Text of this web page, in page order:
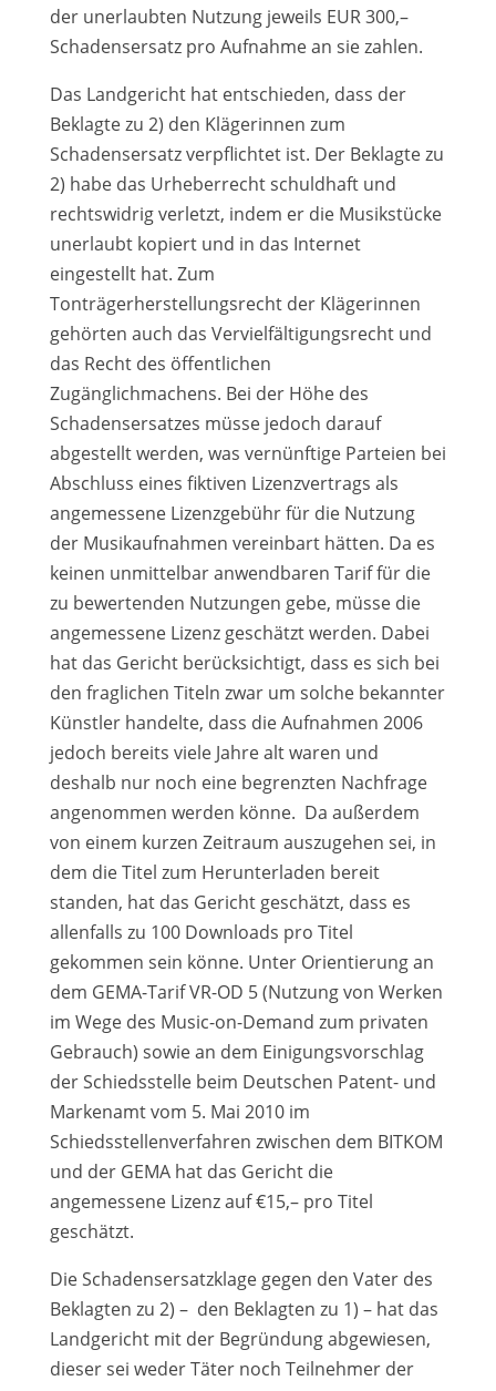
der unerlaubten Nutzung jeweils EUR 300,–
Schadensersatz pro Aufnahme an sie zahlen.
Das Landgericht hat entschieden, dass der
Beklagte zu 2) den Klägerinnen zum
Schadensersatz verpflichtet ist. Der Beklagte zu
2) habe das Urheberrecht schuldhaft und
rechtswidrig verletzt, indem er die Musikstücke
unerlaubt kopiert und in das Internet
eingestellt hat. Zum
Tonträgerherstellungsrecht der Klägerinnen
gehörten auch das Vervielfältigungsrecht und
das Recht des öffentlichen
Zugänglichmachens. Bei der Höhe des
Schadensersatzes müsse jedoch darauf
abgestellt werden, was vernünftige Parteien bei
Abschluss eines fiktiven Lizenzvertrags als
angemessene Lizenzgebühr für die Nutzung
der Musikaufnahmen vereinbart hätten. Da es
keinen unmittelbar anwendbaren Tarif für die
zu bewertenden Nutzungen gebe, müsse die
angemessene Lizenz geschätzt werden. Dabei
hat das Gericht berücksichtigt, dass es sich bei
den fraglichen Titeln zwar um solche bekannter
Künstler handelte, dass die Aufnahmen 2006
jedoch bereits viele Jahre alt waren und
deshalb nur noch eine begrenzten Nachfrage
angenommen werden könne. Da außerdem
von einem kurzen Zeitraum auszugehen sei, in
dem die Titel zum Herunterladen bereit
standen, hat das Gericht geschätzt, dass es
allenfalls zu 100 Downloads pro Titel
gekommen sein könne. Unter Orientierung an
dem GEMA-Tarif VR-OD 5 (Nutzung von Werken
im Wege des Music-on-Demand zum privaten
Gebrauch) sowie an dem Einigungsvorschlag
der Schiedsstelle beim Deutschen Patent- und
Markenamt vom 5. Mai 2010 im
Schiedsstellenverfahren zwischen dem BITKOM
und der GEMA hat das Gericht die
angemessene Lizenz auf €15,– pro Titel
geschätzt.
Die Schadensersatzklage gegen den Vater des
Beklagten zu 2) – den Beklagten zu 1) – hat das
Landgericht mit der Begründung abgewiesen,
dieser sei weder Täter noch Teilnehmer der